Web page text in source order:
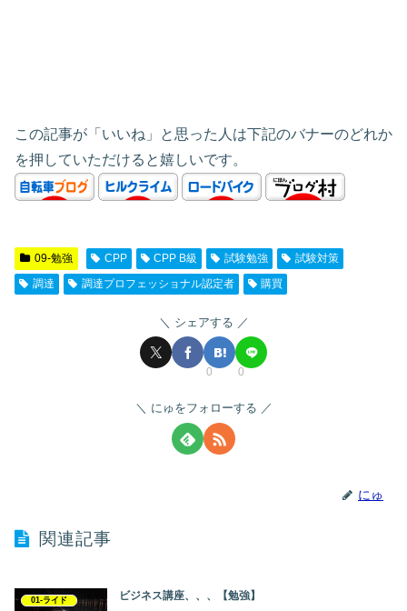
この記事が「いいね」と思った人は下記のバナーのどれか
を押していただけると嬉しいです。
09-勉強 CPP CPP B級 試験勉強
試験対策
調達
調達プロフェッショナル認定者 購買
シェアする
0 0
にゅをフォローする
にゅ
関連記事
01-ライド ビジネス講座、、、【勉強】